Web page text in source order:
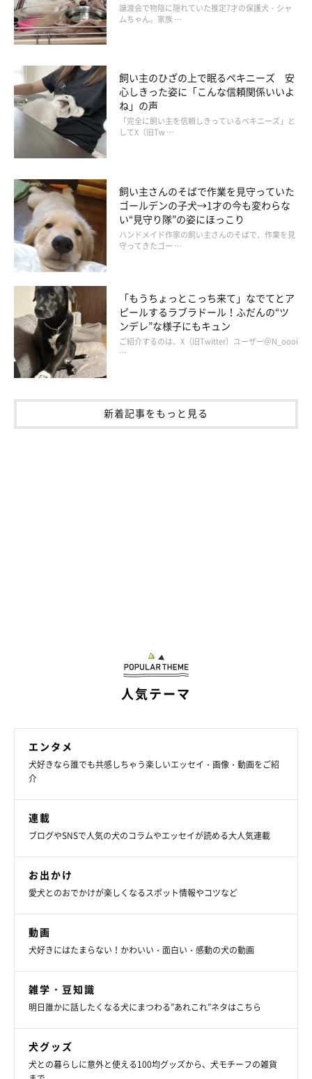
を受けさせているが、今のところ異常は何もない。だから安心で
きるというわけでもない。
大福が元気なうちに山に家を持ちたいという目標は達成した。２
拠点生活から完全移住するとは思っていなかったが、それはそれ
で良かったと思っている。さて、彼らが喜ぶことで、次は何をす
るか。実はもう決めている。
がしたい。でもそれを叶えるにはたくさん越えないといけないハ
ードルがある。だからそれをすでに実現している人を街で見かけ
ると「いいなぁ」という目で眺めている。
※犬用のケーキです
で元気でいてくれますように。大吉、本当にありがとう。誕生
譲渡会で物陰に隠れていた推定7才の保護犬・シャ
ムちゃん。家族 …
飼い主のひざの上で眠るペキニーズ 安
心しきった姿に「こんな信頼関係いいよ
ね」の声
「完全に飼い主を信頼しきっているペキニーズ」と
してX（旧Tw …
飼い主さんのそばで作業を見守っていた
ゴールデンの子犬→1才の今も変わらな
い“見守り隊”の姿にほっこり
ハンドメイド作家の飼い主さんのそばで、作業を見
守ってきたゴー …
「もうちょっとこっち来て」なでてとア
ピールするラブラドール！ふだんの“ツ
ンデレ”な様子にもキュン
ご紹介するのは、X（旧Twitter）ユーザー＠N_oooi
…
新着記事をもっと見る
人気テーマ
エンタメ
犬好きなら誰でも共感しちゃう楽しいエッセイ・画像・動画をご紹
介
連載
ブログやSNSで人気の犬のコラムやエッセイが読める大人気連載
お出かけ
愛犬とのおでかけが楽しくなるスポット情報やコツなど
動画
犬好きにはたまらない！かわいい・面白い・感動の犬の動画
雑学・豆知識
明日誰かに話したくなる犬にまつわる”あれこれ”ネタはこちら
犬グッズ
犬との暮らしに意外と使える100均グッズから、犬モチーフの雑貨